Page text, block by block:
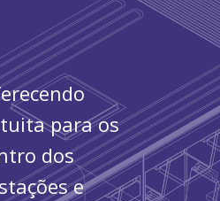
para os
dos
e